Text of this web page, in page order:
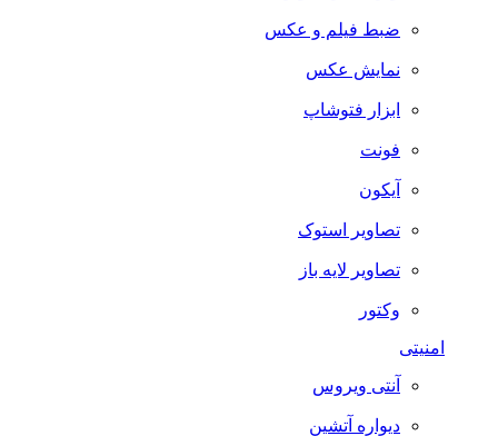
ضبط فيلم و عكس
نمایش عکس
ابزار فتوشاپ
فونت
آیکون
تصاویر استوک
تصاویر لایه باز
وکتور
آنتی ویروس
دیواره آتشین